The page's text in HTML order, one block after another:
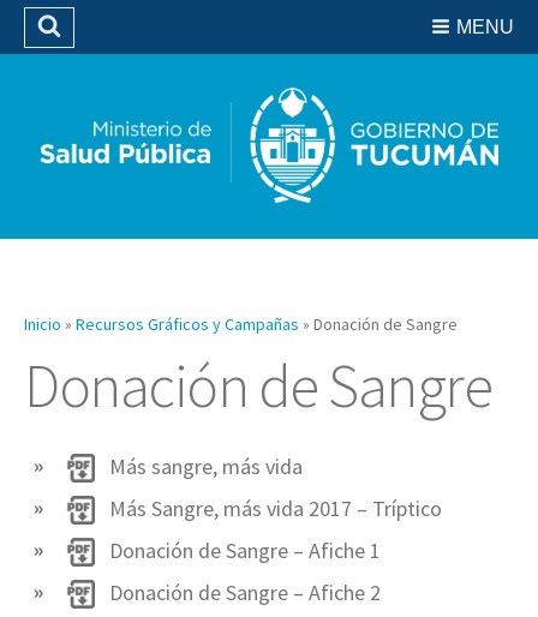
Biblioteca
MENU
Buscar
Inicio » Recursos Gráficos y Campañas » Donación de Sangre
Donación de Sangre
Más sangre, más vida
Más Sangre, más vida 2017 – Tríptico
Donación de Sangre – Afiche 1
Donación de Sangre – Afiche 2